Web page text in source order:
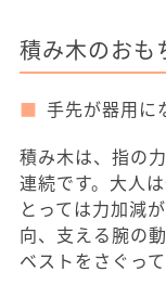
積み木のおも
手先が器用に
積み木は、指の
連続です。大人
とっては力加減
向、支える腕の
ベストをさぐって